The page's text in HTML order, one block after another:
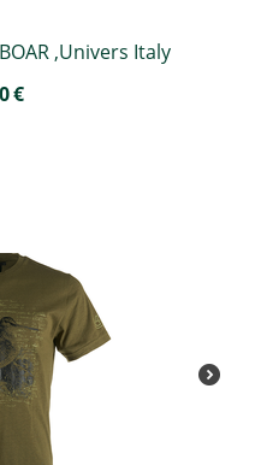
,Univers Italy
€